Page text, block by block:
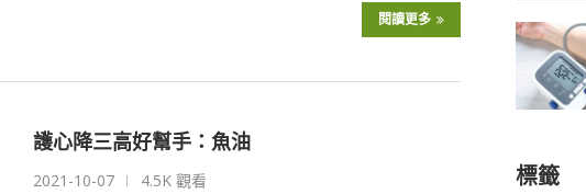
閱讀更多
護心降三高好幫手：魚油
2021-10-07 4.5K 觀看
標籤